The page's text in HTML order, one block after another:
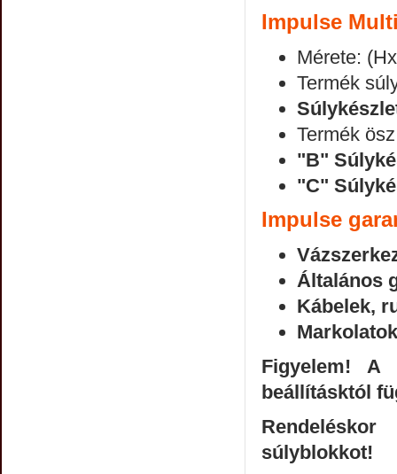
Impulse
Mérete:
Termék
Termék
"B"
"C"
Impulse
Általános
Kábelek,
Figyelem! A
beállításktól
súlyblokkot!